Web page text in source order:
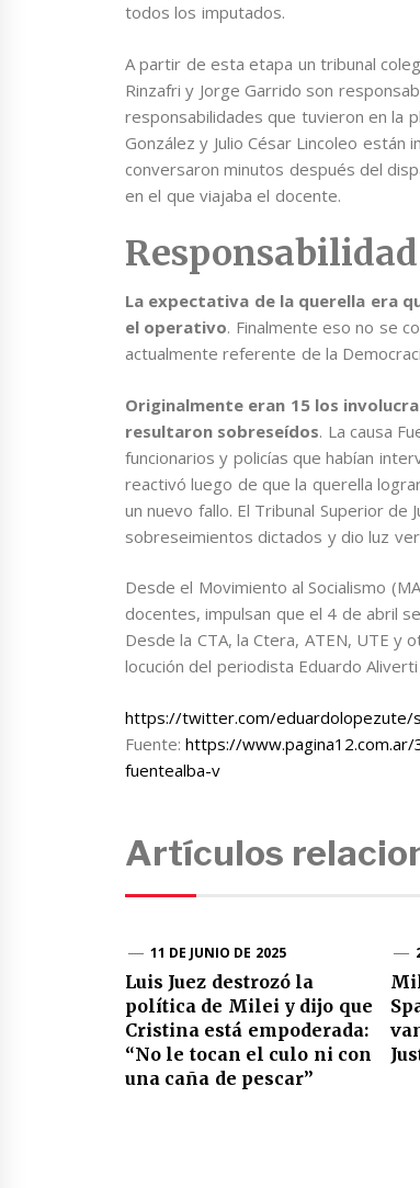
todos los imputados.
A partir de esta etapa un tribunal
Rinzafri y Jorge Garrido son
responsabilidades que tuvieron en la
González y Julio César Lincoleo
conversaron minutos después del
en el que viajaba el docente.
La expectativa de la querella era
el operativo. Finalmente eso no se
actualmente referente de la
Originalmente eran 15 los
resultaron sobreseídos. La causa
funcionarios y policías que habían
reactivó luego de que la querella
un nuevo fallo. El Tribunal Superior
sobreseimientos dictados y dio luz
Desde el Movimiento al Socialismo
docentes, impulsan que el 4 de abril
Desde la CTA, la Ctera, ATEN, UTE
locución del periodista Eduardo
https://twitter.com/
Fuente:https://
fuentealba-v
Artículos
11 DE JUNIO DE 2025
Luis Juez destrozó la
política de Milei y dijo que
Cristina está empoderada:
“No le tocan el culo ni con
una caña de pescar”